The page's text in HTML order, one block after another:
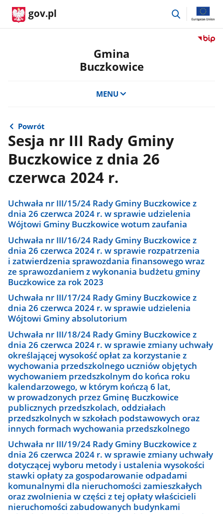
gov.pl
przejdź
Przejdź
Gmina
Buczkowice
MENU
Powrót
Sesja nr III Rady Gminy
Buczkowice z dnia 26
czerwca 2024 r.
Uchwała nr III/15/24 Rady Gminy Buczkowice z
dnia 26 czerwca 2024 r. w sprawie udzielenia
Wójtowi Gminy Buczkowice wotum zaufania
Uchwała nr III/16/24 Rady Gminy Buczkowice z
dnia 26 czerwca 2024 r. w sprawie rozpatrzenia
i zatwierdzenia sprawozdania finansowego wraz
ze sprawozdaniem z wykonania budżetu gminy
Buczkowice za rok 2023
Uchwała nr III/17/24 Rady Gminy Buczkowice z
dnia 26 czerwca 2024 r. w sprawie udzielenia
Wójtowi Gminy absolutorium
Uchwała nr III/18/24 Rady Gminy Buczkowice z
dnia 26 czerwca 2024 r. w sprawie zmiany uchwały
określającej wysokość opłat za korzystanie z
wychowania przedszkolnego uczniów objętych
wychowaniem przedszkolnym do końca roku
kalendarzowego, w którym kończą 6 lat,
w prowadzonych przez Gminę Buczkowice
publicznych przedszkolach, oddziałach
przedszkolnych w szkołach podstawowych oraz
innych formach wychowania przedszkolnego
Uchwała nr III/19/24 Rady Gminy Buczkowice z
dnia 26 czerwca 2024 r. w sprawie zmiany uchwały
dotyczącej wyboru metody i ustalenia wysokości
stawki opłaty za gospodarowanie odpadami
komunalnymi dla nieruchomości zamieszkałych
oraz zwolnienia w części z tej opłaty właścicieli
nieruchomości zabudowanych budynkami